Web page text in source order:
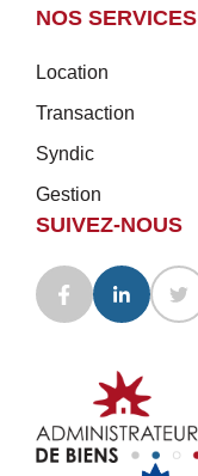
NOS SERVICES
Location
Transaction
Syndic
Gestion
SUIVEZ-NOUS